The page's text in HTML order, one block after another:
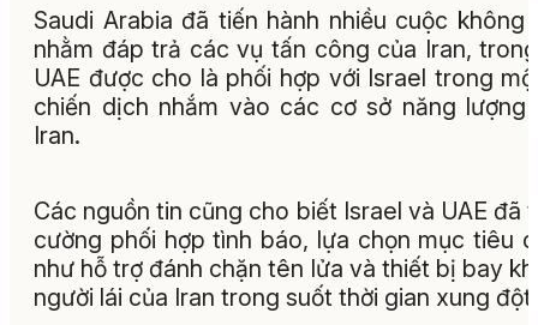
Saudi Arabia đã tiến hành nhiều cuộc không
nhằm đáp trả các vụ tấn công của Iran,
UAE được cho là phối hợp với Israel trong
chiến dịch nhắm vào các cơ sở năng lượng
Iran.
Các nguồn tin cũng cho biết Israel và UAE đã
cường phối hợp tình báo, lựa chọn mục tiêu
như hỗ trợ đánh chặn tên lửa và thiết bị bay
người lái của Iran trong suốt thời gian xung đột.